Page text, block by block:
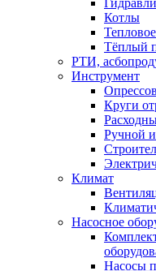
Котлы
Тёплый
РТИ,
Инструмент
Круги
Ручной
Климат
Насосное
Насосы